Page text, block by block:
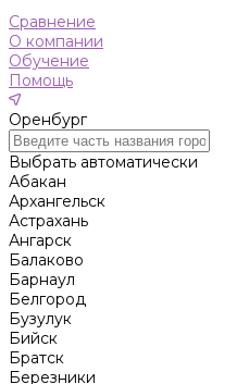
Сравнение
О компании
Обучение
Помощь
Оренбург
Выбрать автоматически
Абакан
Архангельск
Астрахань
Ангарск
Балаково
Барнаул
Белгород
Бузулук
Бийск
Братск
Березники